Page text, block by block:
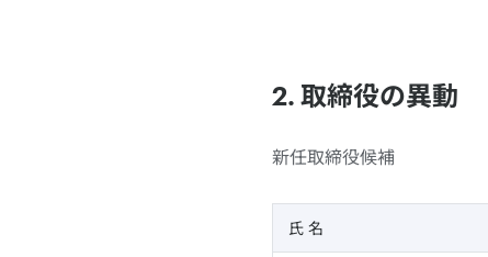
2. 取締役の異動
新任取締役候補
氏 名